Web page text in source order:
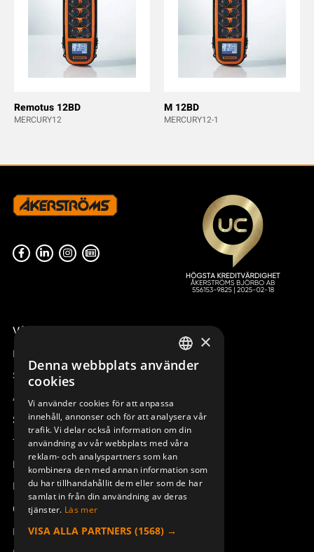
Remotus 12BD
MERCURY12
M 12BD
MERCURY12-1
Våra radiostyrningar – översikt
Remotus
Sesam
Access_Ctrl
Support
Teknisk support
Boka service
Manualer och videoinstruktioner
Om Åkerströms
Kontakt
SWEDISH
DEUTSCH
×
Denna webbplats använder
cookies
Vi använder cookies för att anpassa
innehåll, annonser och för att analysera vår
trafik. Vi delar också information om din
användning av vår webbplats med våra
reklam- och analyspartners som kan
kombinera den med annan information som
du har tillhandahållit dem eller som de har
samlat in från din användning av deras
tjänster. Läs mer
VISA ALLA PARTNERS (1568) →